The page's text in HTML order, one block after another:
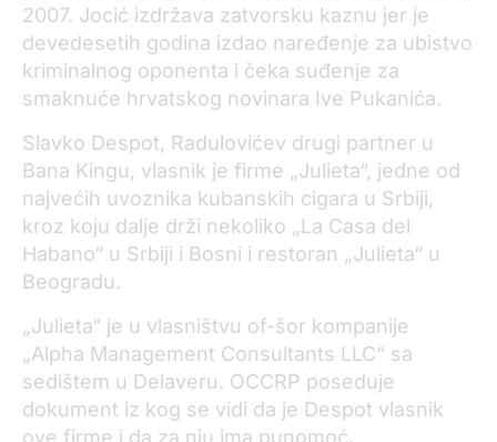
2007. Jocić izdržava zatvorsku kaznu jer je
devedesetih godina izdao naređenje za ubistvo
kriminalnog oponenta i čeka suđenje za
smaknuće hrvatskog novinara Ive Pukanića.
Slavko Despot, Radulovićev drugi partner u
Bana Kingu, vlasnik je firme „Julieta“, jedne od
najvećih uvoznika kubanskih cigara u Srbiji,
kroz koju dalje drži nekoliko „La Casa del
Habano“ u Srbiji i Bosni i restoran „Julieta“ u
Beogradu.
„Julieta“ je u vlasništvu of-šor kompanije
„Alpha Management Consultants LLC“ sa
sedištem u Delaveru. OCCRP poseduje
dokument iz kog se vidi da je Despot vlasnik
ove firme i da za nju ima punomoć.